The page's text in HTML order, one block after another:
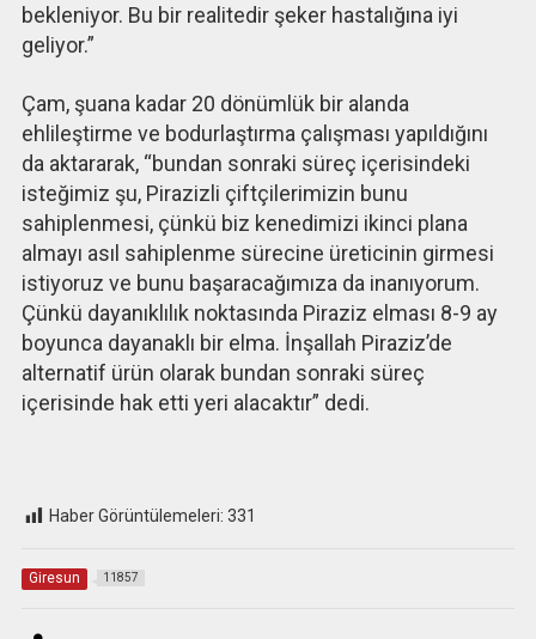
bekleniyor. Bu bir realitedir şeker hastalığına iyi
geliyor.”
Çam, şuana kadar 20 dönümlük bir alanda
ehlileştirme ve bodurlaştırma çalışması yapıldığını
da aktararak, “bundan sonraki süreç içerisindeki
isteğimiz şu, Pirazizli çiftçilerimizin bunu
sahiplenmesi, çünkü biz kenedimizi ikinci plana
almayı asıl sahiplenme sürecine üreticinin girmesi
istiyoruz ve bunu başaracağımıza da inanıyorum.
Çünkü dayanıklılık noktasında Piraziz elması 8-9 ay
boyunca dayanaklı bir elma. İnşallah Piraziz’de
alternatif ürün olarak bundan sonraki süreç
içerisinde hak etti yeri alacaktır” dedi.
Haber Görüntülemeleri: 331
Giresun 11857